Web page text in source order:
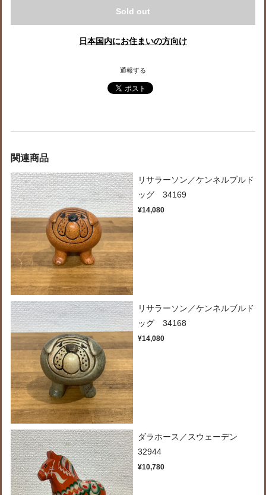
Sold out
日本国内にお住まいの方向け
通報する
関連商品
リサラーソン／ケンネルブルド
ッグ 34169
¥14,080
リサラーソン／ケンネルブルド
ッグ 34168
¥14,080
ダラホース／スウェーデン
32944
¥10,780